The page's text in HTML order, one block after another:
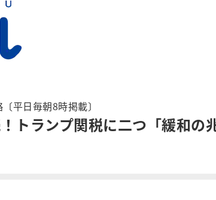
平日毎朝8時掲載〕
トランプ関税に二つ「緩和の